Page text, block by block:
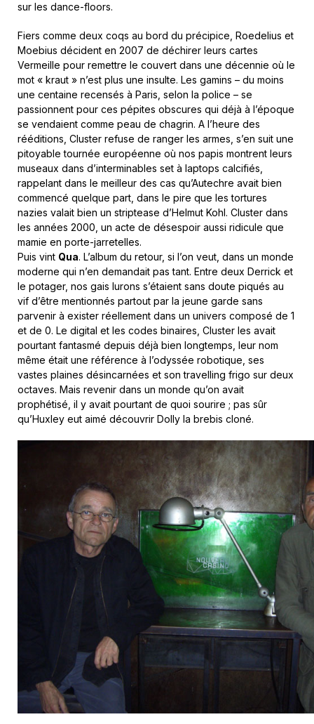
sur les dance-floors.
Fiers comme deux coqs au bord du précipice, Roedelius et
Moebius décident en 2007 de déchirer leurs cartes
Vermeille pour remettre le couvert dans une décennie où le
mot « kraut » n’est plus une insulte. Les gamins – du moins
une centaine recensés à Paris, selon la police – se
passionnent pour ces pépites obscures qui déjà à l’époque
se vendaient comme peau de chagrin. A l’heure des
rééditions, Cluster refuse de ranger les armes, s’en suit une
pitoyable tournée européenne où nos papis montrent leurs
museaux dans d’interminables set à laptops calcifiés,
rappelant dans le meilleur des cas qu’Autechre avait bien
commencé quelque part, dans le pire que les tortures
nazies valait bien un striptease d’Helmut Kohl. Cluster dans
les années 2000, un acte de désespoir aussi ridicule que
mamie en porte-jarretelles.
Puis vint Qua. L’album du retour, si l’on veut, dans un monde
moderne qui n’en demandait pas tant. Entre deux Derrick et
le potager, nos gais lurons s’étaient sans doute piqués au
vif d’être mentionnés partout par la jeune garde sans
parvenir à exister réellement dans un univers composé de 1
et de 0. Le digital et les codes binaires, Cluster les avait
pourtant fantasmé depuis déjà bien longtemps, leur nom
même était une référence à l’odyssée robotique, ses
vastes plaines désincarnées et son travelling frigo sur deux
octaves. Mais revenir dans un monde qu’on avait
prophétisé, il y avait pourtant de quoi sourire ; pas sûr
qu’Huxley eut aimé découvrir Dolly la brebis cloné.